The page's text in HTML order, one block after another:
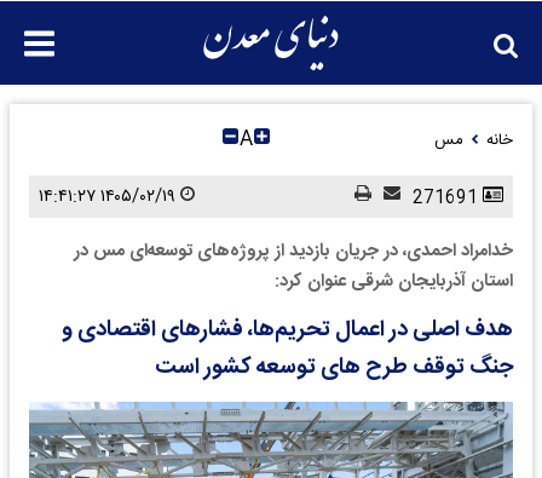
خانه مس A
خدامراد احمدی، در جریان بازدید از پروژه‌های توسعه‌ای مس در
استان آذربایجان شرقی عنوان کرد:
هدف اصلی در اعمال تحریم‌ها، فشارهای اقتصادی و
جنگ توقف طرح های توسعه‌ کشور است